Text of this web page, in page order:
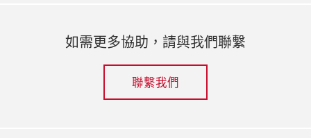
如需更多協助，請與我們聯繫
聯繫我們